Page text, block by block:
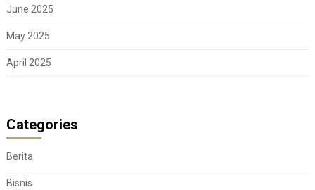
June 2025
May 2025
April 2025
Categories
Berita
Bisnis